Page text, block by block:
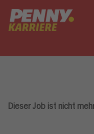
Dieser Job ist nicht